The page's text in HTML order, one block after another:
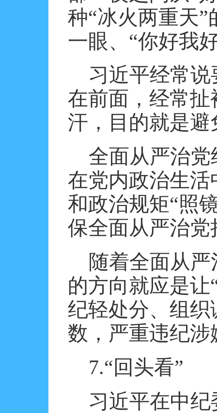
种“冰火两重天
一眼、“你好我
习近平经常
在前面，经常
汗，目的就是避
全面从严治
在党内政治生
和政治规矩“照
保全面从严治
随着全面从
的方向就应是
纪轻处分、组
数，严重违纪
7.“回头看”
习近平在中